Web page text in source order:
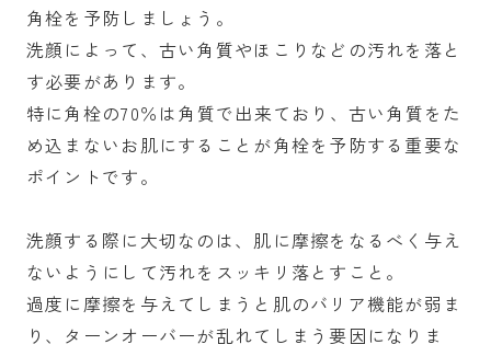
角栓を予防しましょう。
洗顔によって、古い角質やほこりなどの汚れを落と
す必要があります。
特に角栓の70％は角質で出来ており、古い角質をた
め込まないお肌にすることが角栓を予防する重要な
ポイントです。
洗顔する際に大切なのは、肌に摩擦をなるべく与え
ないようにして汚れをスッキリ落とすこと。
過度に摩擦を与えてしまうと肌のバリア機能が弱ま
り、ターンオーバーが乱れてしまう要因になりま